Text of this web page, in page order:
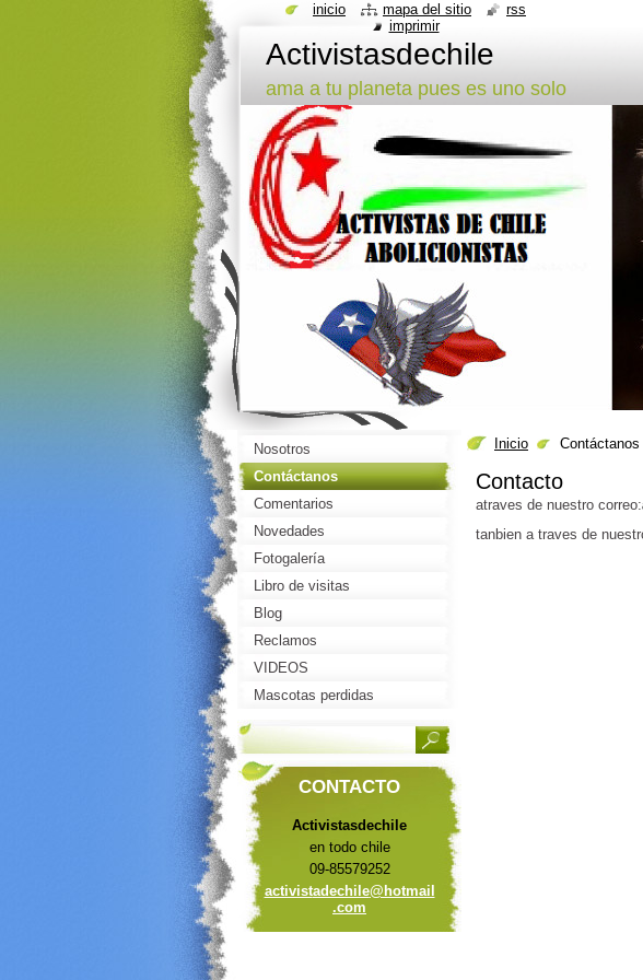
Activistasdechile
ama a tu planeta pues es uno solo
Inicio Contáctanos
Contacto
atraves de nuestro correo:
tanbien a traves de
Nosotros
Contáctanos
Comentarios
Novedades
Fotogalería
Libro de visitas
Blog
Reclamos
VIDEOS
Mascotas perdidas
CONTACTO
Activistasdechile
en todo chile
09-85579252
activistadechile@hotmail
.com
inicio mapa del sitio
rss
imprimir